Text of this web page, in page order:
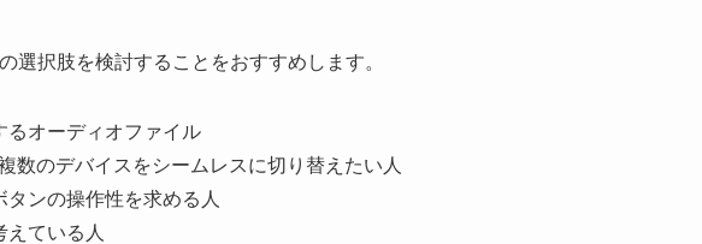
選択肢を検討することをおすすめします。
るオーディオファイル
数のデバイスをシームレスに切り替えたい人
ンの操作性を求める人
ている人